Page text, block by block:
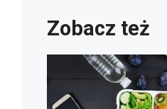
Zobacz też